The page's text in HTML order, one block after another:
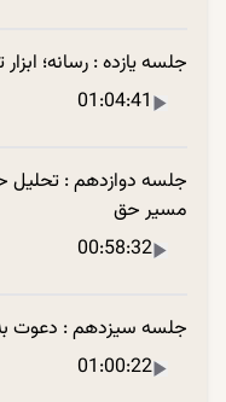
جلسه یازده : رسانه؛
01:04:41
جلسه دوازدهم : تحلیل
مسیر حق
00:58:32
جلسه سیزدهم : دعوت به
01:00:22